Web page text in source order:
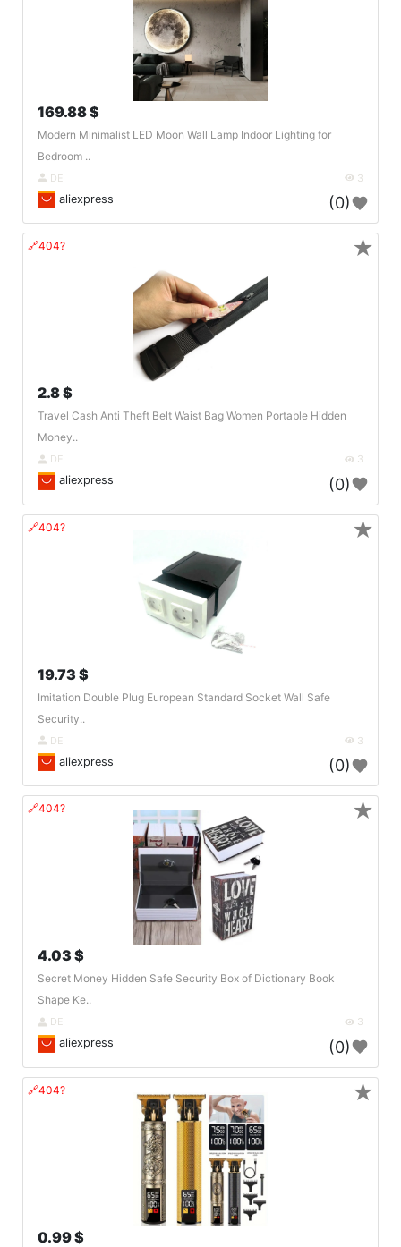
169.88 $
Modern Minimalist LED Moon Wall Lamp Indoor Lighting for
Bedroom ..
DE 3
aliexpress (0)
🔗404?
2.8 $
Travel Cash Anti Theft Belt Waist Bag Women Portable Hidden
Money..
DE 3
aliexpress (0)
★
🔗404?
19.73 $
Imitation Double Plug European Standard Socket Wall Safe
Security..
DE 3
aliexpress (0)
★
🔗404?
4.03 $
Secret Money Hidden Safe Security Box of Dictionary Book
Shape Ke..
DE 3
aliexpress (0)
★
🔗404?
0.99 $
★